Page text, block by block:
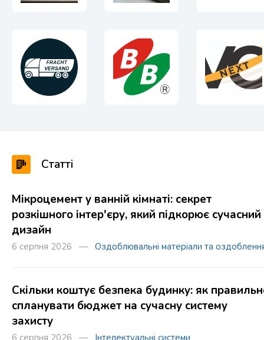
Статті
Мікроцемент у ванній кімнаті: секрет
розкішного інтер'єру, який підкорює сучасний
дизайн
6 серпня 2026 — Оздоблювальні матеріали та
Скільки коштує безпека будинку: як
спланувати бюджет на сучасну систему
захисту
6 серпня 2026 — Інтелектуальні системи